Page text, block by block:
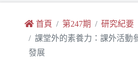
首頁 第247期
研究紀要
課堂外的素養力：課外活動
發展